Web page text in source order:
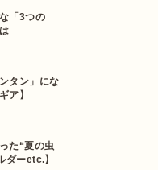
「3つの
タン」にな
ア】
た“夏の虫
ダーetc.】